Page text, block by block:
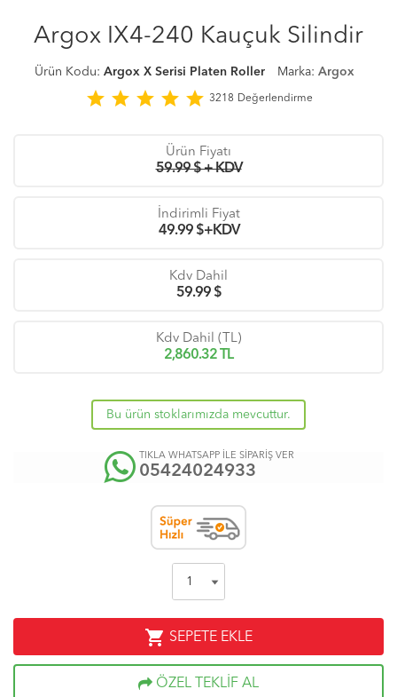
Argox IX4-240 Kauçuk Silindir
Ürün Kodu: Argox X Serisi Platen Roller Marka: Argox
star star star star star 3218 Değerlendirme
Ürün Fiyatı
59.99 $ + KDV
İndirimli Fiyat
49.99$+KDV
Kdv Dahil
59.99$
Kdv Dahil (TL)
2,860.32 TL
Bu ürün stoklarımızda mevcuttur.
TIKLA WHATSAPP İLE SİPARİŞ VER
05424024933
shopping_cart SEPETE EKLE
ÖZEL TEKLİF AL